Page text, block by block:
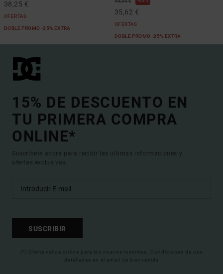
38,25 €
OFERTAS
DOBLE PROMO -25% EXTRA
35,62 €
OFERTAS
DOBLE PROMO -25% EXTRA
15% DE DESCUENTO EN
TU PRIMERA COMPRA
ONLINE*
Suscríbete ahora para recibir las ultimas informaciones y
ofertas exclusivas.
SUSCRIBIR
(*) Oferta valida online para los nuevos inscritos. Condiciones de uso
detalladas en el email de bienvenida